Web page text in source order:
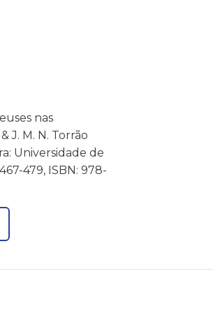
nas
J. M. N. Torrão
Universidade de
479, ISBN: 978-